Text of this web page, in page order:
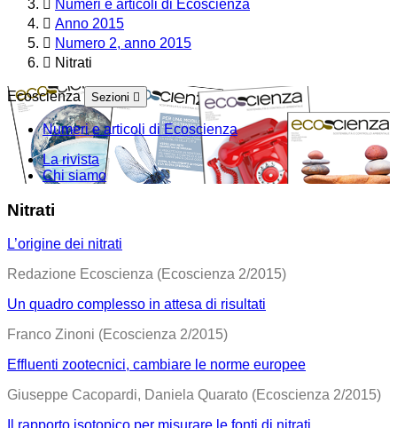
Numeri e articoli di Ecoscienza
Anno 2015
Numero 2, anno 2015
Nitrati
Ecoscienza Sezioni
Numeri e articoli di Ecoscienza
La rivista
Chi siamo
Nitrati
L’origine dei nitrati
Redazione Ecoscienza (Ecoscienza 2/2015)
Un quadro complesso in attesa di risultati
Franco Zinoni (Ecoscienza 2/2015)
Effluenti zootecnici, cambiare le norme europee
Giuseppe Cacopardi, Daniela Quarato (Ecoscienza 2/2015)